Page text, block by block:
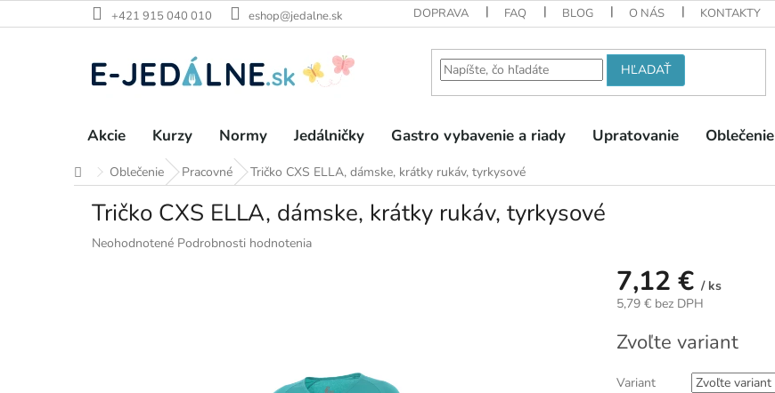
na
+421 915 040 010 eshop@jedalne.sk DOPRAVA FAQ BLOG O NÁS KONTAKTY
HĽADAŤ
Akcie Kurzy Normy Jedálničky Gastro vybavenie a riady Upratovanie Oblečenie
DomovOblečenie Pracovné Tričko CXS ELLA, dámske, krátky rukáv, tyrkysové
Tričko CXS ELLA, dámske, krátky rukáv, tyrkysové
Priemerné
Neohodnotené Podrobnosti hodnotenia
7,12 € / ks
5,79 € bez DPH
cena:
Zvoľte variant
Variant